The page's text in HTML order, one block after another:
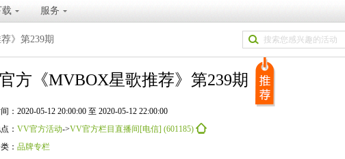
载 服务
》第239期
方《MVBOX星歌推荐》第239期
：2020-05-12 20:00:00 至 2020-05-12 22:00:00
： VV官方活动->VV官方栏目直播间[电信] (601185)
： 品牌专栏